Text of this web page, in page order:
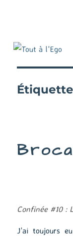
Confinée #10 :
J’ai toujours